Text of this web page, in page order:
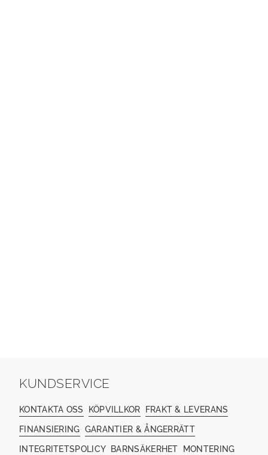
KUNDSERVICE
KONTAKTA OSS KÖPVILLKOR FRAKT & LEVERANS
FINANSIERING GARANTIER & ÅNGERRÄTT
INTEGRITETSPOLICY BARNSÄKERHET MONTERING